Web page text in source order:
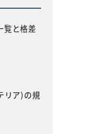
覧と格差
リア)の規